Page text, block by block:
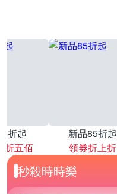
折起
折五佰
新品85折起
領券折上折
秒殺時時樂